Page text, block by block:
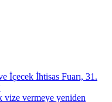
İçecek İhtisas Fuarı, 31.
vize vermeye yeniden